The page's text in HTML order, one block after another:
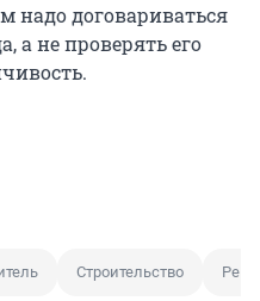
надо договариваться
а не проверять его
Строительство